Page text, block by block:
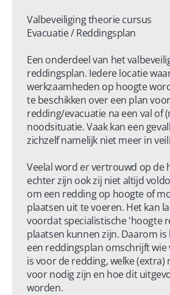
Valbeveiliging theorie cursus
Evacuatie / Reddingsplan
Een onderdeel van het
reddingsplan. Iedere locatie
werkzaamheden op hoogte
te beschikken over een plan voor
redding/evacuatie na een val of
noodsituatie. Vaak kan een
zichzelf namelijk niet meer in
Veelal word er vertrouwd op de
echter zijn ook zij niet altijd
om een redding op hoogte of
plaatsen uit te voeren. Het kan
voordat specialistische 'hoogte
plaatsen kunnen zijn. Daarom
een reddingsplan omschrijft
is voor de redding, welke
voor nodig zijn en hoe dit
worden.